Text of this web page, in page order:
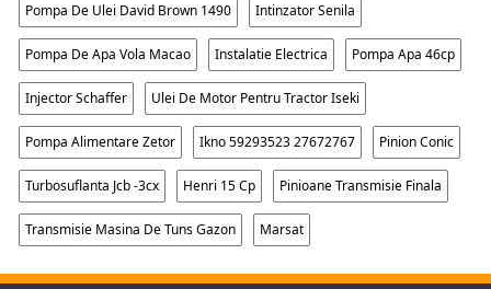
Pompa De Ulei David Brown 1490 Intinzator Senila
Pompa De Apa Vola Macao Instalatie Electrica Pompa Apa 46cp
Injector Schaffer Ulei De Motor Pentru Tractor Iseki
Pompa Alimentare Zetor Ikno 59293523 27672767 Pinion Conic
Turbosuflanta Jcb -3cx Henri 15 Cp Pinioane Transmisie Finala
Transmisie Masina De Tuns Gazon Marsat